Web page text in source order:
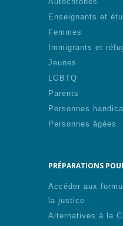
Enseignants et
Femmes
Immigrants et
Jeunes
LGBTQ
Parents
Personnes
Personnes âgées
PRÉPARATIONS
Accéder aux
la justice
Alternatives à la